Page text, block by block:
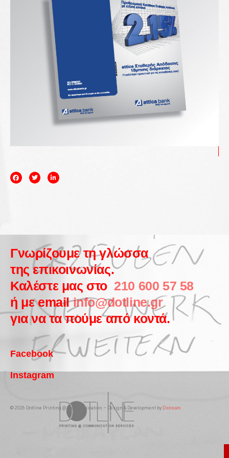
Γνωρίζουμε τη γλώσσα
της επικοινωνίας.
Καλέστε μας στο 210 600 57 58
ή με emailinfo@dotline.gr
για να τα πούμε από κοντά.
Facebook
Instagram
© 2026 Dotline Printing @ Communication – Design & Development by Dstream